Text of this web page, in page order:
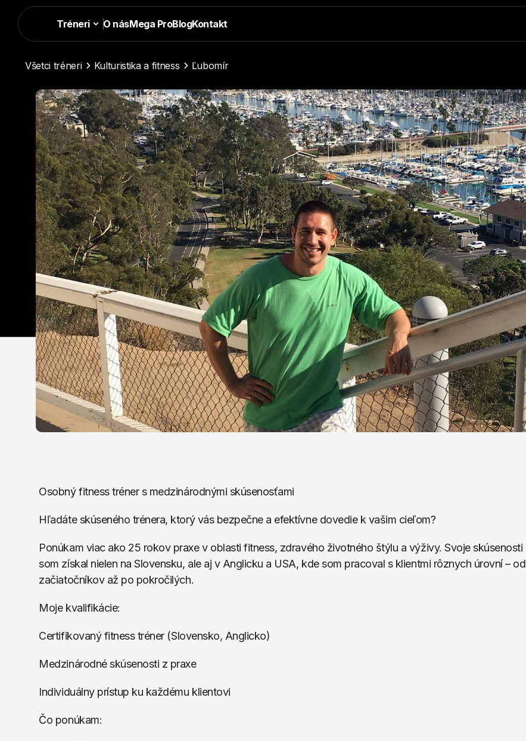
Všetci tréneri Kulturistika a fitness Ľubomír
Osobný fitness tréner s medzinárodnými skúsenosťami
Hľadáte skúseného trénera, ktorý vás bezpečne a efektívne dovedie k vašim cieľom?
Ponúkam viac ako 25 rokov praxe v oblasti fitness, zdravého životného štýlu a výživy. Svoje skúsenosti
som získal nielen na Slovensku, ale aj v Anglicku a USA, kde som pracoval s klientmi rôznych úrovní – od
začiatočníkov až po pokročilých.
Moje kvalifikácie:
Certifikovaný fitness tréner (Slovensko, Anglicko)
Medzinárodné skúsenosti z praxe
Individuálny prístup ku každému klientovi
Čo ponúkam:
Tréneri O násMega ProBlogKontakt